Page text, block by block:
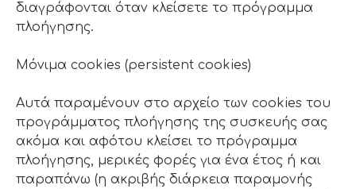
διαγράφονται όταν κλείσετε το πρόγραμμα
πλοήγησης.
Μόνιμα cookies (persistent cookies)
Αυτά παραμένουν στο αρχείο των cookies του
προγράμματος πλοήγησης της συσκευής σας
ακόμα και αφότου κλείσει το πρόγραμμα
πλοήγησης, μερικές φορές για ένα έτος ή και
παραπάνω (η ακριβής διάρκεια παραμονής